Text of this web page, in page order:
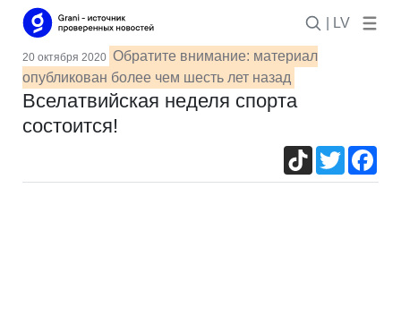
| LV
20 октября 2020 Обратите внимание: материал
опубликован более чем шесть лет назад
Вселатвийская неделя спорта
состоится!
TikTokTwitter